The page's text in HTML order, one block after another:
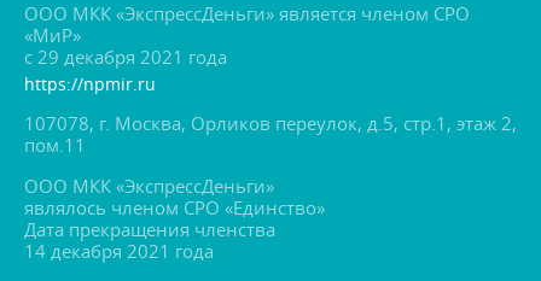
ООО МКК «ЭкспрессДеньги» является членом СРО
«МиР»
с 29 декабря 2021 года
https://npmir.ru
107078, г. Москва, Орликов переулок, д.5, стр.1, этаж 2,
пом.11
ООО МКК «ЭкспрессДеньги»
являлось членом СРО «Единство»
Дата прекращения членства
14 декабря 2021 года